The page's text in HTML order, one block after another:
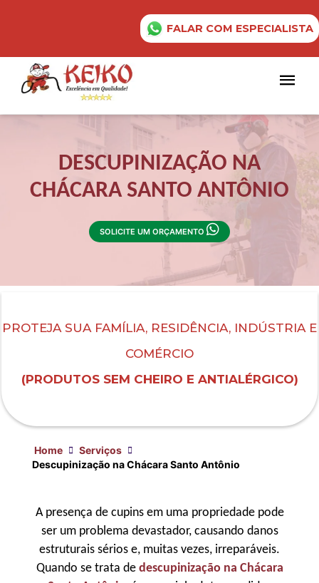
FALAR COM ESPECIALISTA
DESCUPINIZAÇÃO NA
CHÁCARA SANTO ANTÔNIO
SOLICITE UM ORÇAMENTO
PROTEJA SUA FAMÍLIA, RESIDÊNCIA, INDÚSTRIA E
COMÉRCIO
(PRODUTOS SEM CHEIRO E ANTIALÉRGICO)
Home
Serviços
Descupinização na Chácara Santo Antônio
A presença de cupins em uma propriedade pode
ser um problema devastador, causando danos
estruturais sérios e, muitas vezes, irreparáveis.
Quando se trata de descupinização na Chácara